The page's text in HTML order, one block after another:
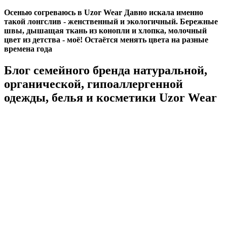
Осенью согреваюсь в Uzor Wear Давно искала именно
такой лонгслив - женственный и экологичный. Бережные
швы, дышащая ткань из конопли и хлопка, молочный
цвет из детства - моё! Остаётся менять цвета на разные
времена года
Блог семейного бренда натуральной,
органической, гипоаллергенной
одежды, белья и косметики Uzor Wear